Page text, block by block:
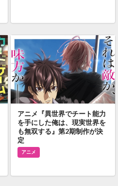
アニメ『異世界でチート能力
を手にした俺は、現実世界を
も無双する』第2期制作が決
定
アニメ